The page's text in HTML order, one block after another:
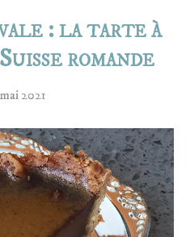
: la tarte à
romande
2021